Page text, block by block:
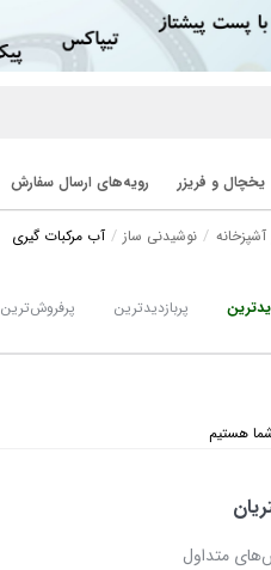
یخچال و فریزر رویه‌های ارسال سفارش
نوشیدنی ساز آب مرکبات گیری
پربازدیدترین پرفروش‌ترین
متداول